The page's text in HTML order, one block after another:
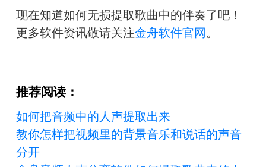
现在知道如何无损提取歌曲中的伴奏了吧！
更多软件资讯敬请关注金舟软件官网。
推荐阅读：
如何把音频中的人声提取出来
教你怎样把视频里的背景音乐和说话的声音
分开